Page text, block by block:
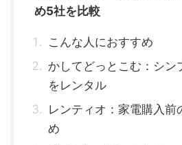
め5社を比較
こんな人におすすめ
かしてどっとこむ：シン
をレンタル
レンティオ：家電購入前
め